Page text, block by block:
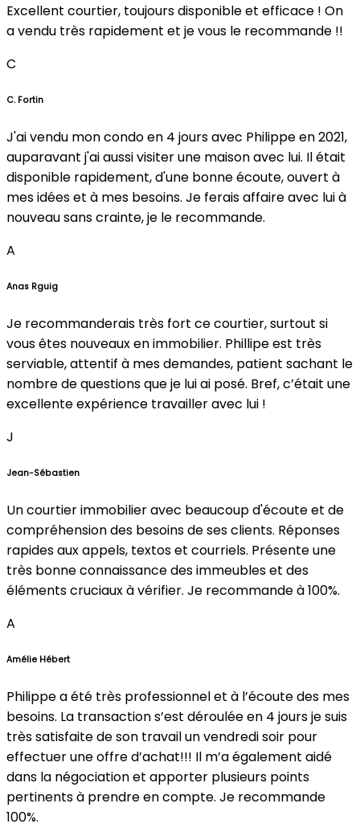
Excellent courtier, toujours disponible et efficace ! On
a vendu très rapidement et je vous le recommande !!
C
C. Fortin
J'ai vendu mon condo en 4 jours avec Philippe en 2021,
auparavant j'ai aussi visiter une maison avec lui. Il était
disponible rapidement, d'une bonne écoute, ouvert à
mes idées et à mes besoins. Je ferais affaire avec lui à
nouveau sans crainte, je le recommande.
A
Anas Rguig
Je recommanderais très fort ce courtier, surtout si
vous êtes nouveaux en immobilier. Phillipe est très
serviable, attentif à mes demandes, patient sachant le
nombre de questions que je lui ai posé. Bref, c’était une
excellente expérience travailler avec lui !
J
Jean-Sébastien
Un courtier immobilier avec beaucoup d'écoute et de
compréhension des besoins de ses clients. Réponses
rapides aux appels, textos et courriels. Présente une
très bonne connaissance des immeubles et des
éléments cruciaux à vérifier. Je recommande à 100%.
A
Amélie Hébert
Philippe a été très professionnel et à l’écoute des mes
besoins. La transaction s’est déroulée en 4 jours je suis
très satisfaite de son travail un vendredi soir pour
effectuer une offre d’achat!!! Il m’a également aidé
dans la négociation et apporter plusieurs points
pertinents à prendre en compte. Je recommande
100%.